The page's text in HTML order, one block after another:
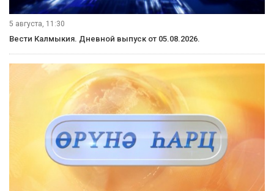
5 августа, 21:10
Вести Калмыкия. Вечерний выпуск от 05.08.2026.